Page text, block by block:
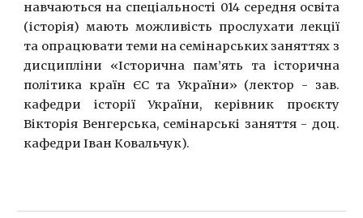
навчаються на спеціальності 014 середня освіта
(історія) мають можливість прослухати лекції
та опрацювати теми на семінарських заняттях з
дисципліни «Історична пам’ять та історична
політика країн ЄС та України» (лектор - зав.
кафедри історії України, керівник проєкту
Вікторія Венгерська, семінарські заняття - доц.
кафедри Іван Ковальчук).